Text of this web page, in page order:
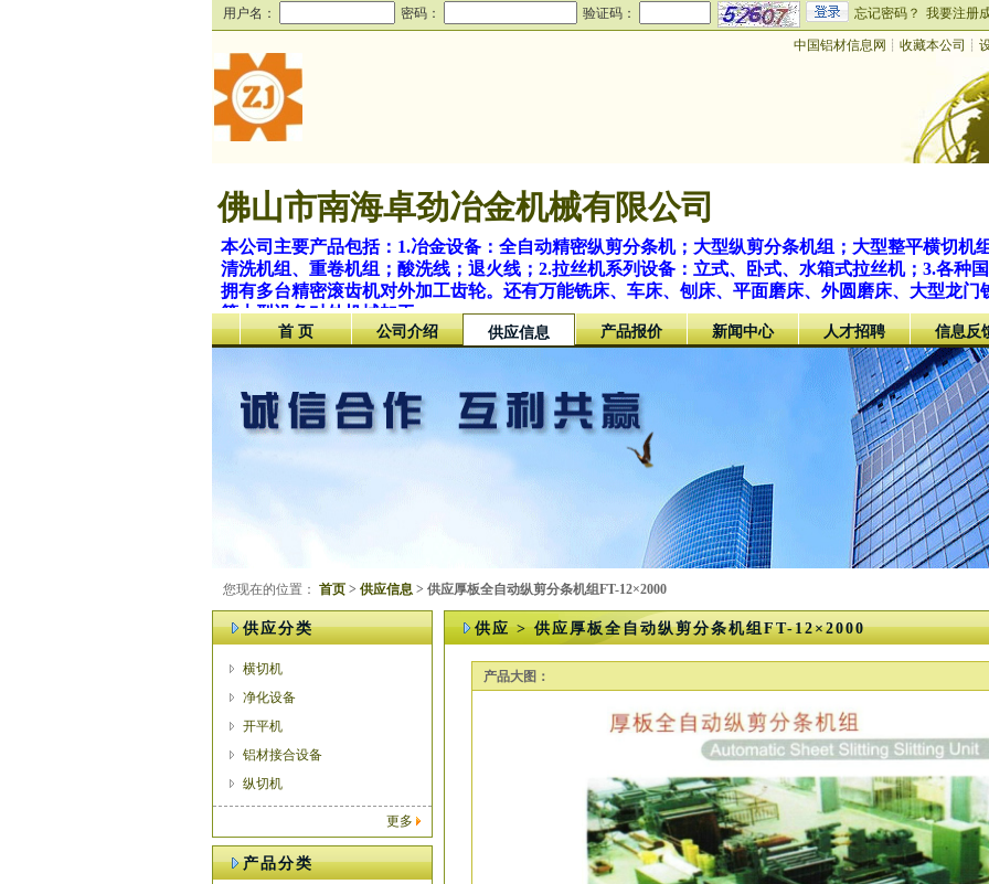
用户名： 密码： 验证码： 忘记密码？ 我要注册
中国铝材信息网 ┊ 收藏本公司 ┊
佛山市南海卓劲冶金机械有限公司
本公司主要产品包括：1.冶金设备：全自动精密纵剪分条机；大型纵剪分条机组；大型整平横切机
清洗机组、重卷机组；酸洗线；退火线；2.拉丝机系列设备：立式、卧式、水箱式拉丝机；3.各种
拥有多台精密滚齿机对外加工齿轮。还有万能铣床、车床、刨床、平面磨床、外圆磨床、大型龙门
等大型设备对外机械加工。
首 页 公司介绍 供应信息 产品报价 新闻中心 人才招聘 信息反
您现在的位置： 首页 > 供应信息 > 供应厚板全自动纵剪分条机组FT-12×2000
供应分类
横切机
净化设备
开平机
铝材接合设备
纵切机
更多
产品分类
供应 > 供应厚板全自动纵剪分条机组FT-12×2000
产品大图：